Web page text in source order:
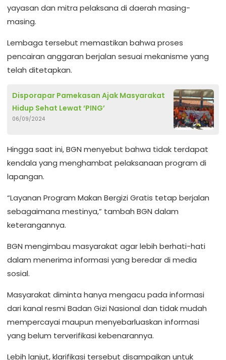
yayasan dan mitra pelaksana di daerah masing-
masing.
Lembaga tersebut memastikan bahwa proses
pencairan anggaran berjalan sesuai mekanisme yang
telah ditetapkan.
Disporapar Pamekasan Ajak Masyarakat
Hidup Sehat Lewat ‘PING’
06/09/2024
Hingga saat ini, BGN menyebut bahwa tidak terdapat
kendala yang menghambat pelaksanaan program di
lapangan.
“Layanan Program Makan Bergizi Gratis tetap berjalan
sebagaimana mestinya,” tambah BGN dalam
keterangannya.
BGN mengimbau masyarakat agar lebih berhati-hati
dalam menerima informasi yang beredar di media
sosial.
Masyarakat diminta hanya mengacu pada informasi
dari kanal resmi Badan Gizi Nasional dan tidak mudah
mempercayai maupun menyebarluaskan informasi
yang belum terverifikasi kebenarannya.
Lebih lanjut, klarifikasi tersebut disampaikan untuk